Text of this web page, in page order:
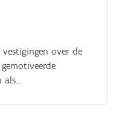
over de
als